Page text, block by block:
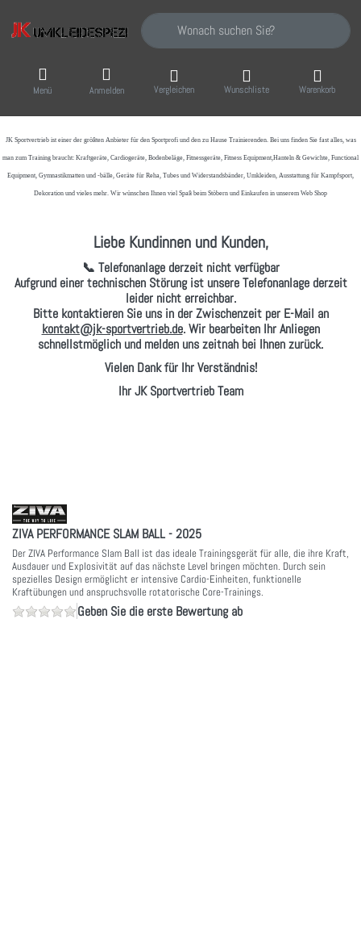
Geben Sie einen Suchbegriff ein. Während
Menü Anmelden Vergleichen Wunschliste Warenkorb
JK Sportvertrieb ist einer der größten Anbieter für den Sportprofi und den zu Hause Trainierenden. Bei uns finden Sie fast alles, was
man zum Training braucht: Kraftgeräte, Cardiogeräte, Bodenbeläge, Fitnessgeräte, Fitness Equipment,Hanteln & Gewichte, Functional
Equipment, Gymnastikmatten und -bälle, Geräte für Reha, Tubes und Widerstandsbänder, Umkleiden, Ausstattung für Kampfsport,
Dekoration und vieles mehr. Wir wünschen Ihnen viel Spaß beim Stöbern und Einkaufen in unserem Web Shop
Liebe Kundinnen und Kunden,
📞 Telefonanlage derzeit nicht verfügbar
Aufgrund einer technischen Störung ist unsere Telefonanlage derzeit
leider nicht erreichbar.
Bitte kontaktieren Sie uns in der Zwischenzeit per E-Mail an
kontakt@jk-sportvertrieb.de. Wir bearbeiten Ihr Anliegen
schnellstmöglich und melden uns zeitnah bei Ihnen zurück.
Vielen Dank für Ihr Verständnis!
Ihr JK Sportvertrieb Team
ZIVA PERFORMANCE SLAM BALL - 2025
Der ZIVA Performance Slam Ball ist das ideale Trainingsgerät für alle, die ihre Kraft,
Ausdauer und Explosivität auf das nächste Level bringen möchten. Durch sein
spezielles Design ermöglicht er intensive Cardio-Einheiten, funktionelle
Kraftübungen und anspruchsvolle rotatorische Core-Trainings.
Geben Sie die erste Bewertung ab